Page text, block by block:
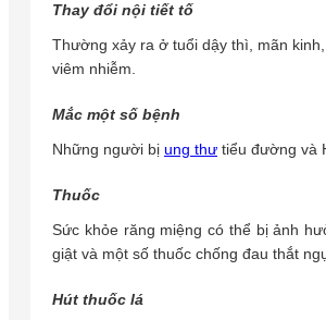
Thay đổi nội tiết tố
Thường xảy ra ở tuổi dậy thì, mãn
viêm nhiễm.
Mắc một số bệnh
Những người bị ung thư tiểu đường và
Thuốc
Sức khỏe răng miệng có thể bị ảnh
giật và một số thuốc chống đau thắt
Hút thuốc lá